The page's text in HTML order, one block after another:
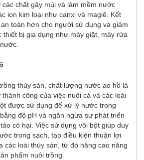
các chất gây mùi và làm mềm nước
ion kim loại như canxi và magiê. Kết
toàn hơn cho người sử dụng và giảm
thiết bị gia dụng như máy giặt, máy rửa
thủy sản, chất lượng nước ao hồ là
công của việc nuôi cá và các loài
được sử dụng để xử lý nước trong
độ pH và ngăn ngừa sự phát triển
có hại. Việc sử dụng vôi bột giúp duy
trong sạch, tạo điều kiện thuận lợi
các loài thủy sản, từ đó nâng cao năng
phẩm nuôi trồng.